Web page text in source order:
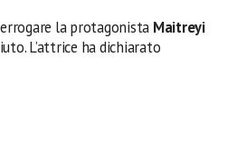
la protagonista Maitreyi
L’attrice ha dichiarato